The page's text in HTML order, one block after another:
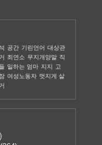
공간 기린언어 대상관
최연소 무지개양말 직
일하는 엄마 지지 고
여성노동자 멋지게 살